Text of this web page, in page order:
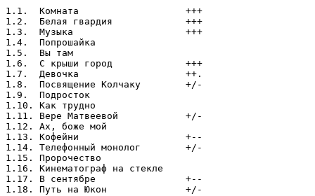
1.1.  Комната                   +++
1.2.  Белая гвардия             +++
1.3.  Музыка                    +++
1.4.  Попрошайка
1.5.  Вы там
1.6.  С крыши город             +++
1.7.  Девочка                   ++.
1.8.  Посвящение Колчаку        +/-
1.9.  Подросток
1.10. Как трудно
1.11. Вере Матвеевой            +/-
1.12. Ах, боже мой
1.13. Кофейни                   +--
1.14. Телефонный монолог        +/-
1.15. Пророчество
1.16. Кинематограф на стекле
1.17. В сентябре                +--
1.18. Путь на Юкон              +/-